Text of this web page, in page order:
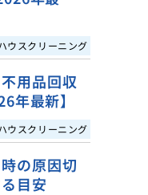
ウスクリーニング
用品回収
年最新】
ウスクリーニング
の原因切
目安